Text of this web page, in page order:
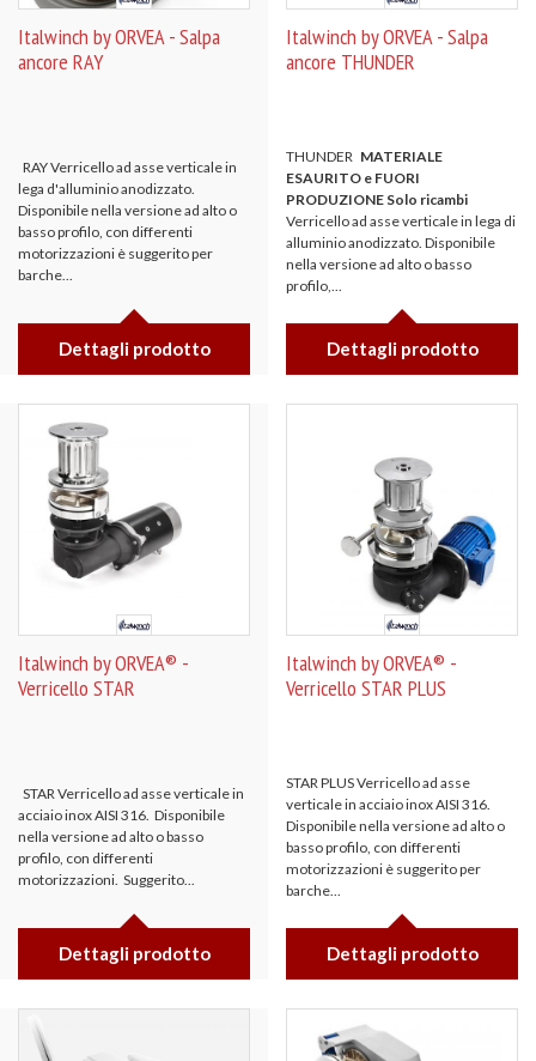
Italwinch by ORVEA - Salpa
ancore RAY
RAY Verricello ad asse verticale in
lega d'alluminio anodizzato.
Disponibile nella versione ad alto o
basso profilo, con differenti
motorizzazioni è suggerito per
barche...
Dettagli prodotto
Italwinch by ORVEA - Salpa
ancore THUNDER
THUNDER MATERIALE
ESAURITO e FUORI
PRODUZIONE Solo ricambi
Verricello ad asse verticale in lega di
alluminio anodizzato. Disponibile
nella versione ad alto o basso
profilo,...
Dettagli prodotto
Italwinch by ORVEA® -
Verricello STAR
STAR Verricello ad asse verticale in
acciaio inox AISI 316. Disponibile
nella versione ad alto o basso
profilo, con differenti
motorizzazioni. Suggerito...
Dettagli prodotto
Italwinch by ORVEA® -
Verricello STAR PLUS
STAR PLUS Verricello ad asse
verticale in acciaio inox AISI 316.
Disponibile nella versione ad alto o
basso profilo, con differenti
motorizzazioni è suggerito per
barche...
Dettagli prodotto